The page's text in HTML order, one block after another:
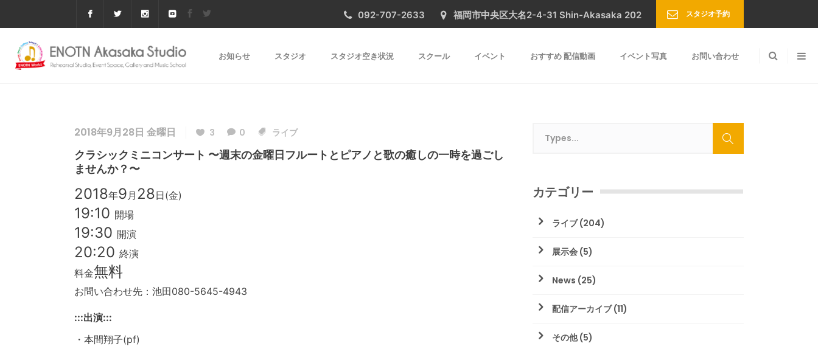
092-707-2633 福岡市中央区大名2-4-31 Shin-Akasaka 202 スタジオ予約
お知らせ スタジオ スタジオ空き状況 スクール イベント おすすめ 配信動画 イベント写真 お問い合わせ
2018年9月28日 金曜日 3 0 ライブ
クラシックミニコンサート 〜週末の金曜日フルートとピアノと歌の癒しの一時を過ごし
ませんか？〜
2018年9月 28日(金)
19:10 開場
19:30 開演
20:20 終演
料金無料
お問い合わせ先：池田080-5645-4943
:::出演:::
・本間翔子(pf)
カテゴリー
ライブ(204)
展示会 (5)
News (25)
配信アーカイブ(11)
その他(5)